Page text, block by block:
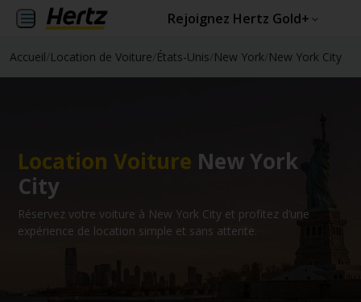
Rejoignez Hertz Gold+
Accueil Location de Voiture États-Unis New York New York City
Location Voiture New York
City
Réservez votre voiture à New York City et profitez d’une
expérience de location simple et sans attente.